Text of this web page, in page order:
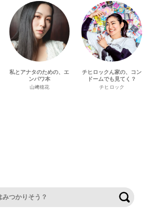
私とアナタのための、エ
ンパワ本
山﨑穂花
チヒロックん家の、コン
ドームでも見てく？
チヒロック